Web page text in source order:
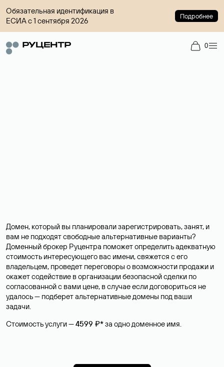
Обязательная идентификация в
ЕСИА с 1 сентября 2026
Подробнее
0
Домен, который вы планировали зарегистрировать, занят, и
вам не подходят свободные альтернативные варианты?
Доменный брокер Руцентра поможет определить адекватную
стоимость интересующего вас имени, свяжется с его
владельцем, проведет переговоры о возможности продажи и
окажет содействие в организации безопасной сделки по
согласованной с вами цене, в случае если договориться не
удалось — подберет альтернативные домены под ваши
задачи.
Стоимость услуги —4599 ₽*за одно доменное имя.